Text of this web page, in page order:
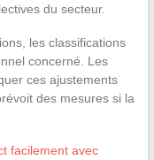
du secteur.
les classifications
concerné. Les
ces ajustements
des mesures si la
facilement avec